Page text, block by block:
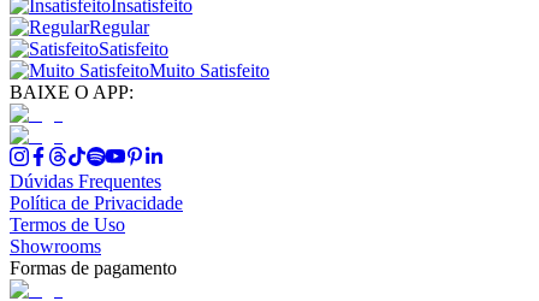
Insatisfeito
Regular
Satisfeito
Muito Satisfeito
BAIXE O APP:
Dúvidas Frequentes
Política de Privacidade
Termos de Uso
Showrooms
Formas de pagamento